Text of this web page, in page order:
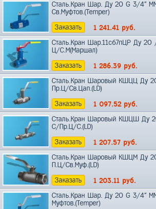
Сталь.Кран Шар. Ду 20 G 3/4"
Св.Муфтов.(Temper)
Заказать
1 241.41 руб.
Сталь.Кран Шар.11с67пЦР Ду
Ц/C.М(Маршал)
Заказать
1 286.39 руб.
Сталь.Кран Шаровый КШЦЦ Ду
Пр.Ц/Св.Цап.(LD)
Заказать
1 097.52 руб.
Сталь.Кран Шаровый КШЦШ Ду
С/Пр.Ц/С.(LD)
Заказать
1 207.57 руб.
Сталь.Кран Шаровый КШЦМ Ду
П.Ц/Св.Муф.(LD)
Заказать
1 203.11 руб.
Сталь.Кран Шар. Ду 20 G 3/4"
Муфтов.(Temper)